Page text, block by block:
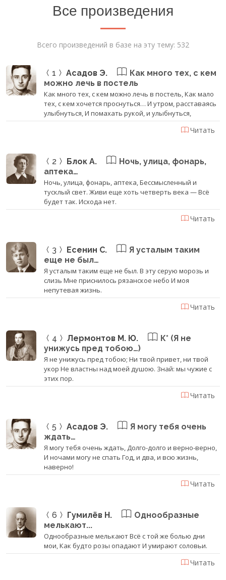
Все произведения
Всего произведений в базе на эту тему: 532
1 Асадов Э.
Как много тех, с кем
можно лечь в постель
Как много тех, с кем можно лечь в постель, Как мало
тех, с кем хочется проснуться… И утром, расставаясь
улыбнуться, И помахать рукой, и улыбнуться,
Читать
2 Блок А.
Ночь, улица, фонарь,
аптека…
Ночь, улица, фонарь, аптека, Бессмысленный и
тусклый свет. Живи еще хоть четверть века — Всё
будет так. Исхода нет.
Читать
3 Есенин С.
Я усталым таким
еще не был…
Я усталым таким еще не был. В эту серую морозь и
слизь Мне приснилось рязанское небо И моя
непутевая жизнь.
Читать
4 Лермонтов М. Ю.
К* (Я не
унижусь пред тобою…)
Я не унижусь пред тобою; Ни твой привет, ни твой
укор Не властны над моей душою. Знай: мы чужие с
этих пор.
Читать
5 Асадов Э.
Я могу тебя очень
ждать…
Я могу тебя очень ждать, Долго-долго и верно-верно,
И ночами могу не спать Год, и два, и всю жизнь,
наверно!
Читать
6 Гумилёв Н.
Однообразные
мелькают...
Однообразные мелькают Всё с той же болью дни
мои, Как будто розы опадают И умирают соловьи.
Читать